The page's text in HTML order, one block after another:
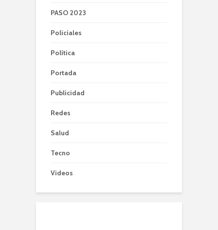
PASO 2023
Policiales
Política
Portada
Publicidad
Redes
Salud
Tecno
Videos